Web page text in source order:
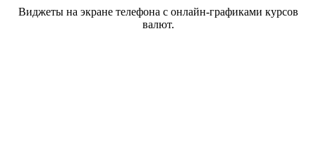
Виджеты на экране телефона с онлайн-графиками курсов
валют.